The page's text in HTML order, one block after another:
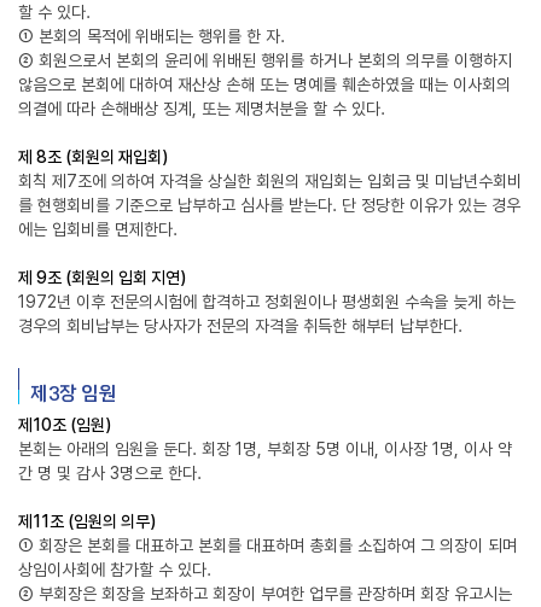
할 수 있다.
① 본회의 목적에 위배되는 행위를 한 자.
② 회원으로서 본회의 윤리에 위배된 행위를 하거나 본회의 의무를 이행하지
않음으로 본회에 대하여 재산상 손해 또는 명예를 훼손하였을 때는 이사회의
의결에 따라 손해배상 징계, 또는 제명처분을 할 수 있다.
제 8조 (회원의 재입회)
회칙 제7조에 의하여 자격을 상실한 회원의 재입회는 입회금 및 미납년수회비
를 현행회비를 기준으로 납부하고 심사를 받는다. 단 정당한 이유가 있는 경우
에는 입회비를 면제한다.
제 9조 (회원의 입회 지연)
1972년 이후 전문의시험에 합격하고 정회원이나 평생회원 수속을 늦게 하는
경우의 회비납부는 당사자가 전문의 자격을 취득한 해부터 납부한다.
제3장 임원
제10조 (임원)
본회는 아래의 임원을 둔다. 회장 1명, 부회장 5명 이내, 이사장 1명, 이사 약
간 명 및 감사 3명으로 한다.
제11조 (임원의 의무)
① 회장은 본회를 대표하고 본회를 대표하며 총회를 소집하여 그 의장이 되며
상임이사회에 참가할 수 있다.
② 부회장은 회장을 보좌하고 회장이 부여한 업무를 관장하며 회장 유고시는